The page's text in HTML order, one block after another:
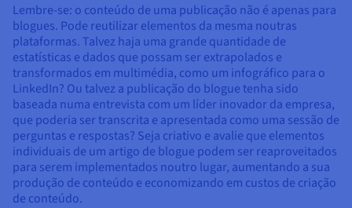
Lembre-se: o conteúdo de uma publicação não é apenas para
blogues. Pode reutilizar elementos da mesma noutras
plataformas. Talvez haja uma grande quantidade de
estatísticas e dados que possam ser extrapolados e
transformados em multimédia, como um infográfico para o
LinkedIn? Ou talvez a publicação do blogue tenha sido
baseada numa entrevista com um líder inovador da empresa,
que poderia ser transcrita e apresentada como uma sessão de
perguntas e respostas? Seja criativo e avalie que elementos
individuais de um artigo de blogue podem ser reaproveitados
para serem implementados noutro lugar, aumentando a sua
produção de conteúdo e economizando em custos de criação
de conteúdo.